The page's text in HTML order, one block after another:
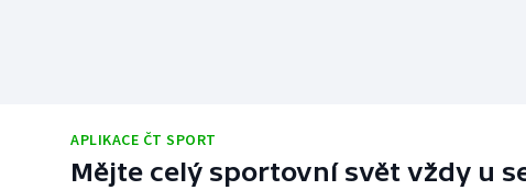
APLIKACE ČT SPORT
Mějte celý sportovní svět vždy u